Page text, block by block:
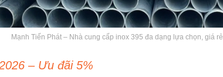
Mạnh Tiến Phát – Nhà cung cấp inox 395 đa dạng lựa chọn, giá rẻ
– Ưu đãi 5%